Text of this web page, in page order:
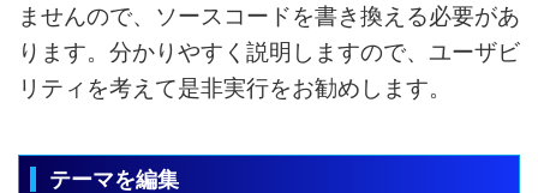
ませんので、ソースコードを書き換える必要があ
ります。分かりやすく説明しますので、ユーザビ
リティを考えて是非実行をお勧めします。
テーマを編集